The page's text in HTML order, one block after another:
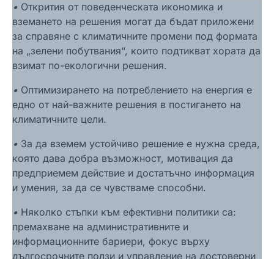
• Открития от поведенческата икономика и
вземането на решения могат да бъдат приложени
за справяне с климатичните промени под формата
на „зелени побутвания“, които подтикват хората да
взимат по-екологични решения.
• Оптимизирането на потреблението на енергия е
едно от най-важните решения в постигането на
климатичните цели.
• За да вземем устойчиво решение е нужна среда,
която дава добра възможност, мотивация да
предприемем действие и достатъчно информация
и умения, за да се чувстваме способни.
• Няколко стъпки към ефективни политики са:
премахване на административните и
информационните бариери, фокус върху
дългосрочните ползи и управление на достоверни